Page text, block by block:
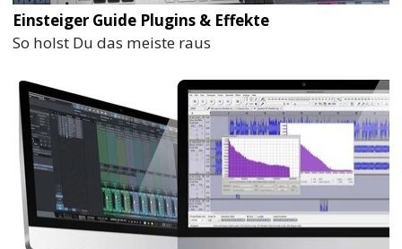
Einsteiger Guide Plugins & Effekte
So holst Du das meiste raus